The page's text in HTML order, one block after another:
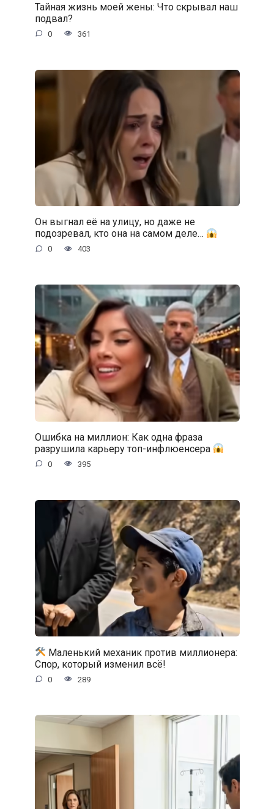
Тайная жизнь моей жены: Что скрывал наш
подвал?
0 361
Он выгнал её на улицу, но даже не
подозревал, кто она на самом деле…
0 403
Ошибка на миллион: Как одна фраза
разрушила карьеру топ-инфлюенсера
0 395
Маленький механик против миллионера:
Спор, который изменил всё!
0 289